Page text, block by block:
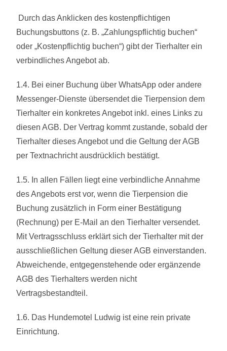
Durch das Anklicken des kostenpflichtigen
Buchungsbuttons (z. B. „Zahlungspflichtig buchen“
oder „Kostenpflichtig buchen“) gibt der Tierhalter ein
verbindliches Angebot ab.
1.4. Bei einer Buchung über WhatsApp oder andere
Messenger-Dienste übersendet die Tierpension dem
Tierhalter ein konkretes Angebot inkl. eines Links zu
diesen AGB. Der Vertrag kommt zustande, sobald der
Tierhalter dieses Angebot und die Geltung der AGB
per Textnachricht ausdrücklich bestätigt.
1.5. In allen Fällen liegt eine verbindliche Annahme
des Angebots erst vor, wenn die Tierpension die
Buchung zusätzlich in Form einer Bestätigung
(Rechnung) per E-Mail an den Tierhalter versendet.
Mit Vertragsschluss erklärt sich der Tierhalter mit der
ausschließlichen Geltung dieser AGB einverstanden.
Abweichende, entgegenstehende oder ergänzende
AGB des Tierhalters werden nicht
Vertragsbestandteil.
1.6. Das Hundemotel Ludwig ist eine rein private
Einrichtung.